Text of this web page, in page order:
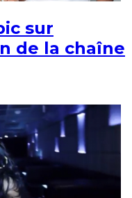
sur
de la chaîne